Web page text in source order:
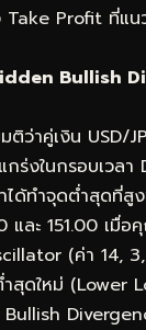
Take Profit ที่แ
Bullish
ว่าคู่เงิน USD/
ร่งในกรอบเวลา
ได้ทำจุดต่ำสุดที่สู
และ 151.00 เมื่
(ค่า 14,
สุดใหม่ (Lower